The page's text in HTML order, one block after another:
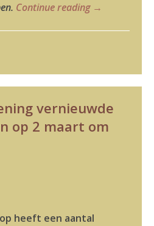
Continue reading →
vernieuwde
op 2 maart om
heeft een aantal